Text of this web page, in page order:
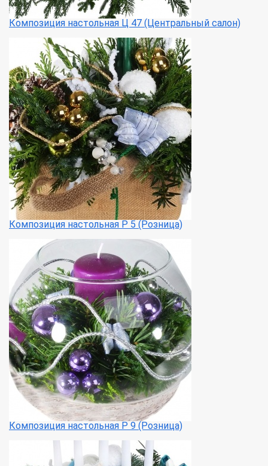
Композиция настольная Ц 47 (Центральный салон)
Композиция настольная Р 5 (Розница)
Композиция настольная Р 9 (Розница)